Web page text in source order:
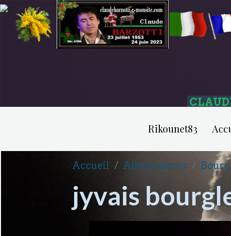
Rikounet83
Accueil Album photo Bourg
jyvais